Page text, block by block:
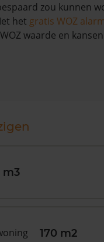
zou kunnen
het gratis WOZ
waarde en
m3
170 m2